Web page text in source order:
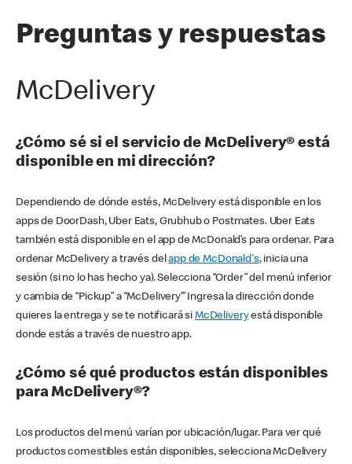
Preguntas y respuestas
McDelivery
¿Cómo sé si el servicio de McDelivery® está
disponible en mi dirección?
Dependiendo de dónde estés, McDelivery está disponible en los
apps de DoorDash, Uber Eats, Grubhub o Postmates. Uber Eats
también está disponible en el app de McDonald’s para ordenar. Para
ordenar McDelivery a través delapp de McDonald's, inicia una
sesión (si no lo has hecho ya). Selecciona “Order” del menú inferior
y cambia de “Pickup” a “McDelivery’” Ingresa la dirección donde
quieres la entrega y se te notificará si McDeliveryestá disponible
donde estás a través de nuestro app.
¿Cómo sé qué productos están disponibles
para McDelivery®?
Los productos del menú varían por ubicación/lugar. Para ver qué
productos comestibles están disponibles, selecciona McDelivery